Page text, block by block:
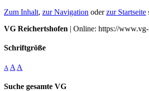
Zum Inhalt, zur Navigation oderzur Startseite
VG Reichertshofen | Online: https://
Schriftgröße
A A A
Suche gesamte VG